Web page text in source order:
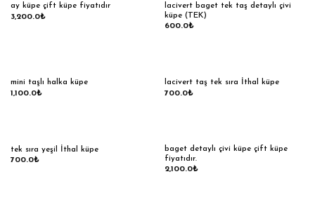
ay küpe çift küpe fiyatıdır
3,200.0₺
lacivert baget tek taş detaylı çivi
küpe (TEK)
600.0₺
mini taşlı halka küpe
1,100.0₺
lacivert taş tek sıra İthal küpe
700.0₺
tek sıra yeşil İthal küpe
700.0₺
baget detaylı çivi küpe çift küpe
fiyatıdır.
2,100.0₺